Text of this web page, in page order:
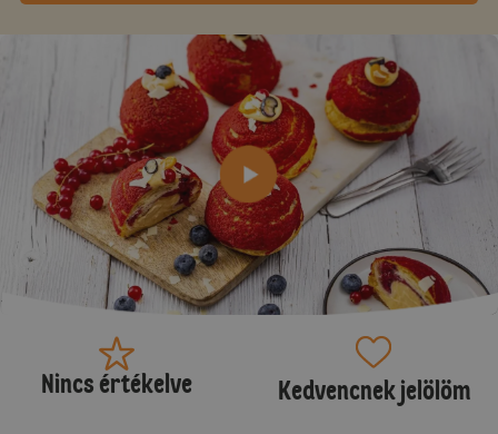
Nincs értékelve Kedvencnek jelölöm